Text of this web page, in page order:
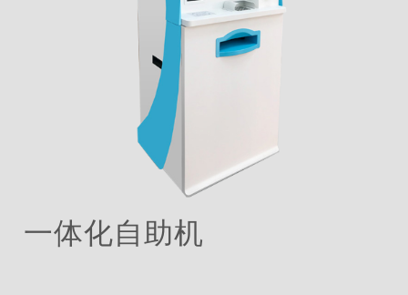
一体化自助机